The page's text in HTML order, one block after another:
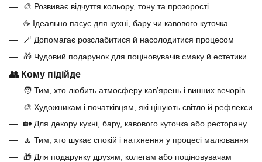
🎨 Розвиває відчуття кольору, тону та прозорості
☕ Ідеально пасує для кухні, бару чи кавового куточка
🪄 Допомагає розслабитися й насолодитися процесом
🎁 Чудовий подарунок для поціновувачів смаку й естетики
👥 Кому підійде
🧑 Тим, хто любить атмосферу кав’ярень і винних вечорів
🎨 Художникам і початківцям, які цінують світло й рефлекси
🏡 Для декору кухні, бару, кавового куточка або ресторану
🧘 Тим, хто шукає спокій і натхнення у процесі малювання
🎁 Для подарунку друзям, колегам або поціновувачам